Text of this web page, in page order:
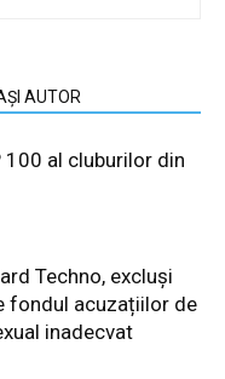
AUTOR
100 al cluburilor din
Techno, excluși
fondul acuzațiilor de
inadecvat